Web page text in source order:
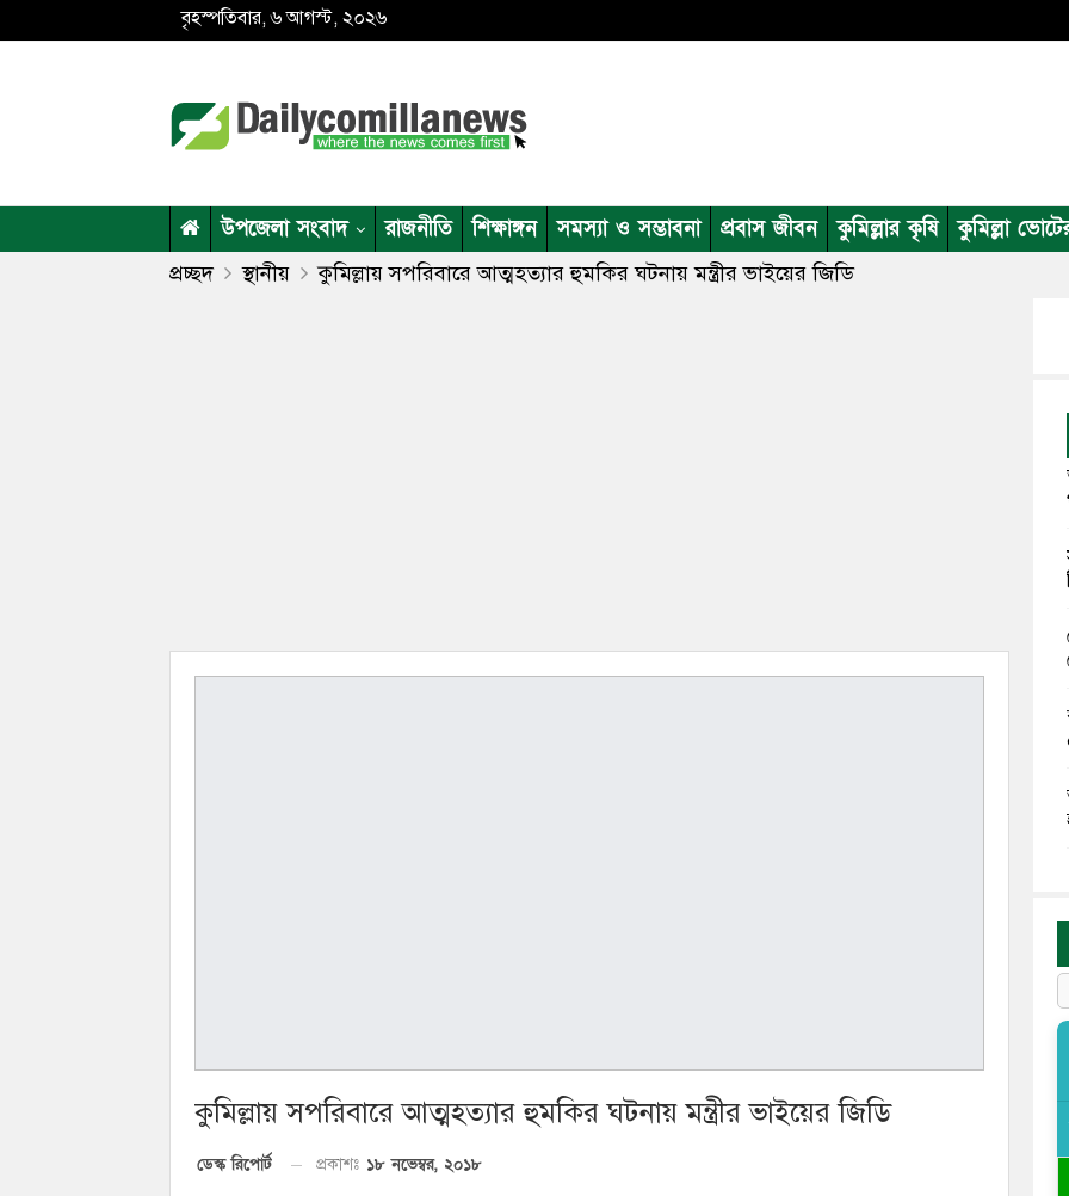
বৃহস্পতিবার, ৬ আগস্ট, ২০২৬
উপজেলা সংবাদ রাজনীতি শিক্ষাঙ্গন সমস্যা ও সম্ভাবনা প্রবাস জীবন কুমিল্লার কৃষি কুমিল্লা
প্রচ্ছদ স্থানীয় কুমিল্লায় সপরিবারে আত্মহত্যার হুমকির ঘটনায় মন্ত্রীর ভাইয়ের জিডি
কুমিল্লায় সপরিবারে আত্মহত্যার হুমকির ঘটনায় মন্ত্রীর ভাইয়ের জিডি
ডেস্ক রিপোর্ট প্রকাশঃ ১৮ নভেম্বর, ২০১৮